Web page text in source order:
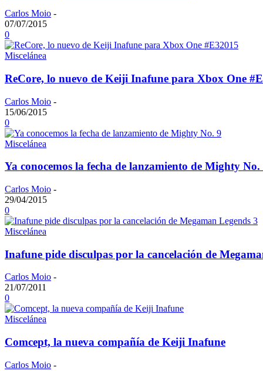
Carlos Moio -
07/07/2015
0
Miscelánea
ReCore, lo nuevo de Keiji Inafune para Xbox One
Carlos Moio -
15/06/2015
0
Miscelánea
Ya conocemos la fecha de lanzamiento de Mighty No.
Carlos Moio -
29/04/2015
0
Miscelánea
Inafune pide disculpas por la cancelación de
Carlos Moio -
21/07/2011
0
Miscelánea
Comcept, la nueva compañía de Keiji Inafune
Carlos Moio -